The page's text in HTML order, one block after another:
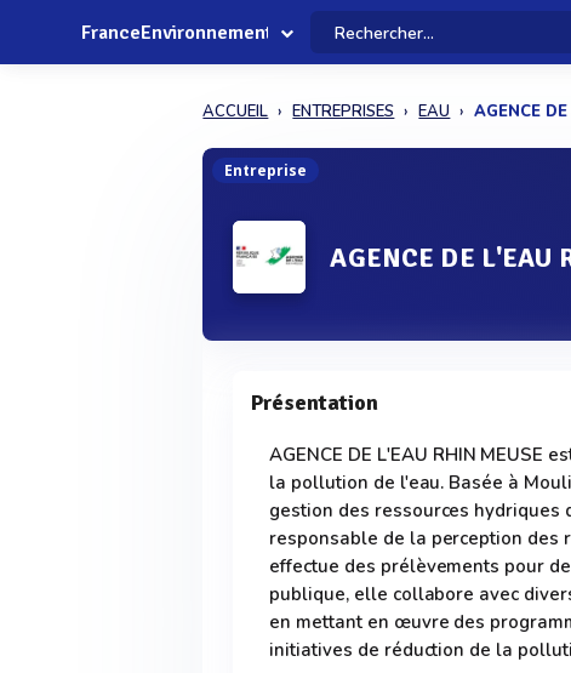
FranceEnvironnement
ACCUEIL ENTREPRISES EAU AGENCE
Entreprise
AGENCE DE L'EAU
Présentation
AGENCE DE L'EAU RHIN
la pollution de l'eau. Basée à
gestion des ressources hydriques
responsable de la perception des
effectue des prélèvements pour
publique, elle collabore avec
en mettant en œuvre des
initiatives de réduction de la